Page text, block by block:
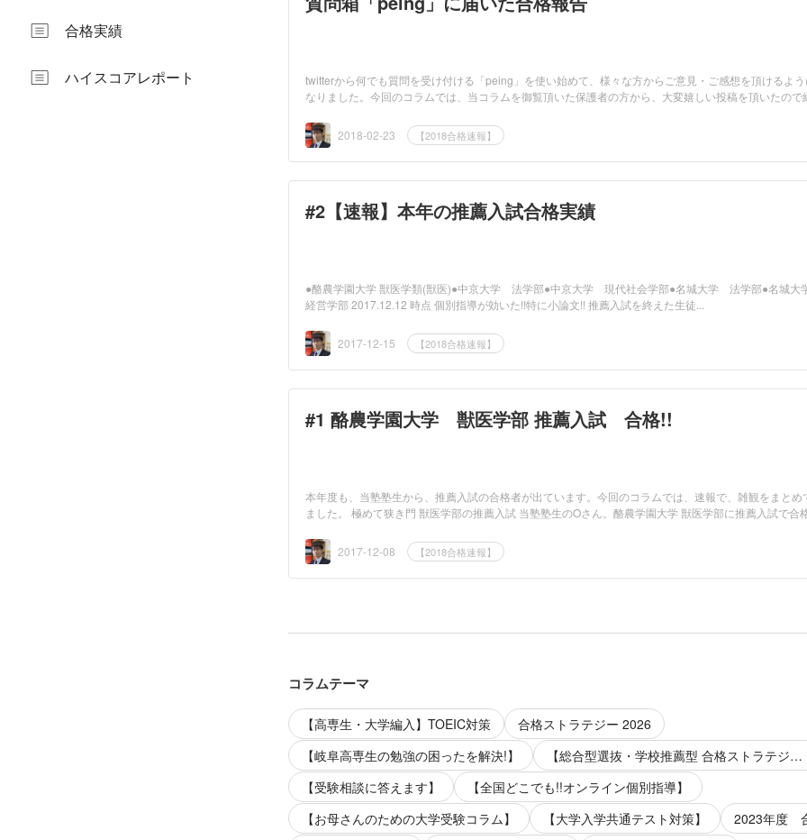
合格実績
ハイスコアレポート
twitterから何でも質問を受け付ける「peing」を使い始めて、様々な方からご意見・ご感想を頂けるよ
なりました。今回のコラムでは、当コラムを御覧頂いた保護者の方から、大変嬉しい投稿を頂いたので
2018-02-23
【2018合格速報】
#2【速報】本年の推薦入試合格実績
●酪農学園大学 獣医学類(獣医)●中京大学 法学部●中京大学 現代社会学部●名城大学 法学部●名城
経営学部 2017.12.12 時点 個別指導が効いた!!特に小論文!! 推薦入試を終えた生徒...
2017-12-15 【2018合格速報】
#1 酪農学園大学 獣医学部 推薦入試 合格!!
本年度も、当塾塾生から、推薦入試の合格者が出ています。今回のコラムでは、速報で、雑観をまとめ
ました。 極めて狭き門 獣医学部の推薦入試 当塾塾生のOさん。酪農学園大学 獣医学部に推薦入試で合
2017-12-08 【2018合格速報】
コラムテーマ
【高専生・大学編入】TOEIC対策
合格ストラテジー 2026
【岐阜高専生の勉強の困ったを解決!】
【総合型選抜・学校推薦型 合格ストラテジー】
【受験相談に答えます】
【全国どこでも!!オンライン個別指導】
【お母さんのための大学受験コラム】
【大学入学共通テスト対策】
2023年度